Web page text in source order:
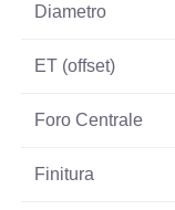
Diametro
ET (offset)
Foro Centrale
Finitura